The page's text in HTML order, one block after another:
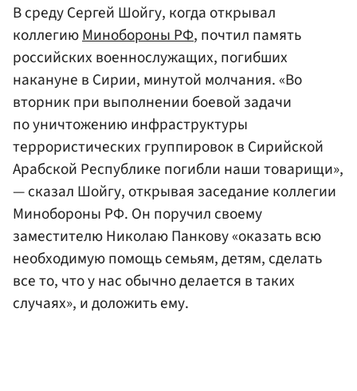
В среду Сергей Шойгу, когда открывал
коллегиюМинобороны РФ, почтил память
российских военнослужащих, погибших
накануне в Сирии, минутой молчания. «Во
вторник при выполнении боевой задачи
по уничтожению инфраструктуры
террористических группировок в Сирийской
Арабской Республике погибли наши товарищи»,
— сказал Шойгу, открывая заседание коллегии
Минобороны РФ. Он поручил своему
заместителю Николаю Панкову «оказать всю
необходимую помощь семьям, детям, сделать
все то, что у нас обычно делается в таких
случаях», и доложить ему.